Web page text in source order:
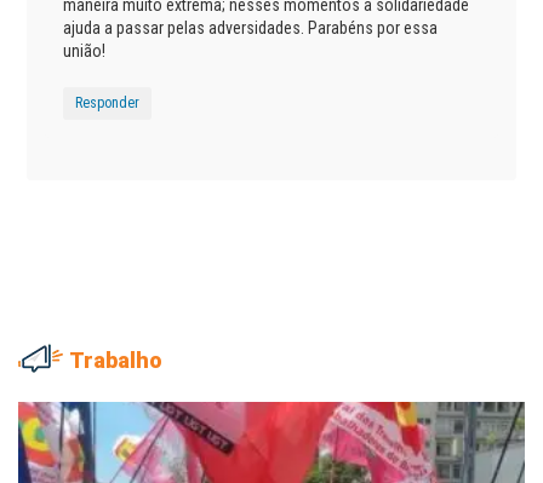
maneira muito extrema; nesses momentos a solidariedade
ajuda a passar pelas adversidades. Parabéns por essa
união!
Responder
Trabalho